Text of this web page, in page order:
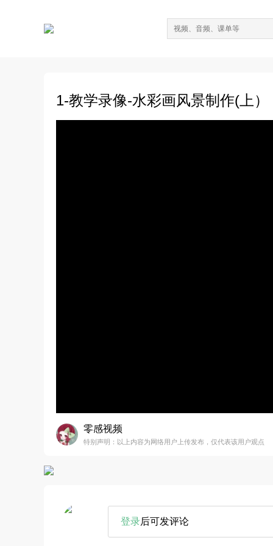
1-教学录像-水彩画风景制作(上）
零感视频
特别声明：以上内容为网络用户上传发布，仅代表该用户观点
登录后可发评论